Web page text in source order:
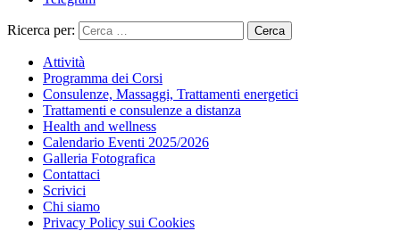
Ricerca per:
Attività
Programma dei Corsi
Consulenze, Massaggi, Trattamenti energetici
Trattamenti e consulenze a distanza
Health and wellness
Calendario Eventi 2025/2026
Galleria Fotografica
Contattaci
Scrivici
Chi siamo
Privacy Policy sui Cookies